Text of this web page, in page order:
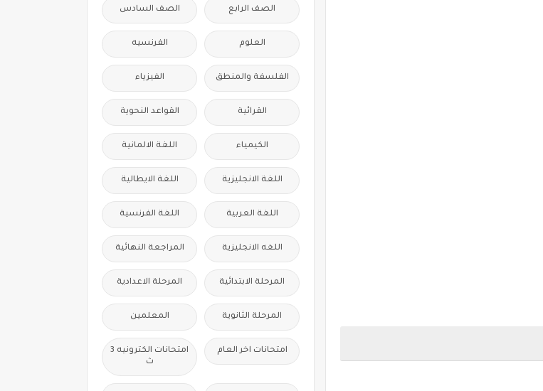
الصف الرابع الصف السادس
العلوم الفرنسيه
الفلسفة والمنطق الفيزياء
القرائية القواعد النحوية
الكيمياء اللغة الالمانية
اللغة الانجليزية اللغة الايطالية
اللغة العربية اللغة الفرنسية
اللغه الانجليزية المراجعة النهائية
المرحلة الابتدائية المرحلة الاعدادية
المرحلة الثانوية المعلمين
امتحانات اخر العام
امتحانات الكترونيه 3
ث